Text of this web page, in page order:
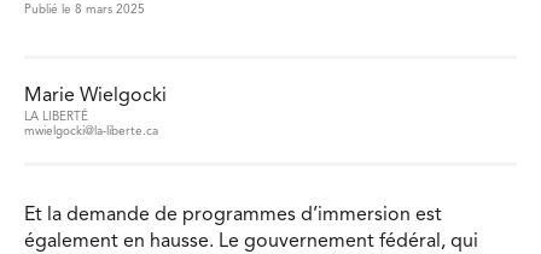
Publié le 8 mars 2025
Marie Wielgocki
LA LIBERTÉ
mwielgocki@la-liberte.ca
Et la demande de programmes d’immersion est
également en hausse. Le gouvernement fédéral, qui